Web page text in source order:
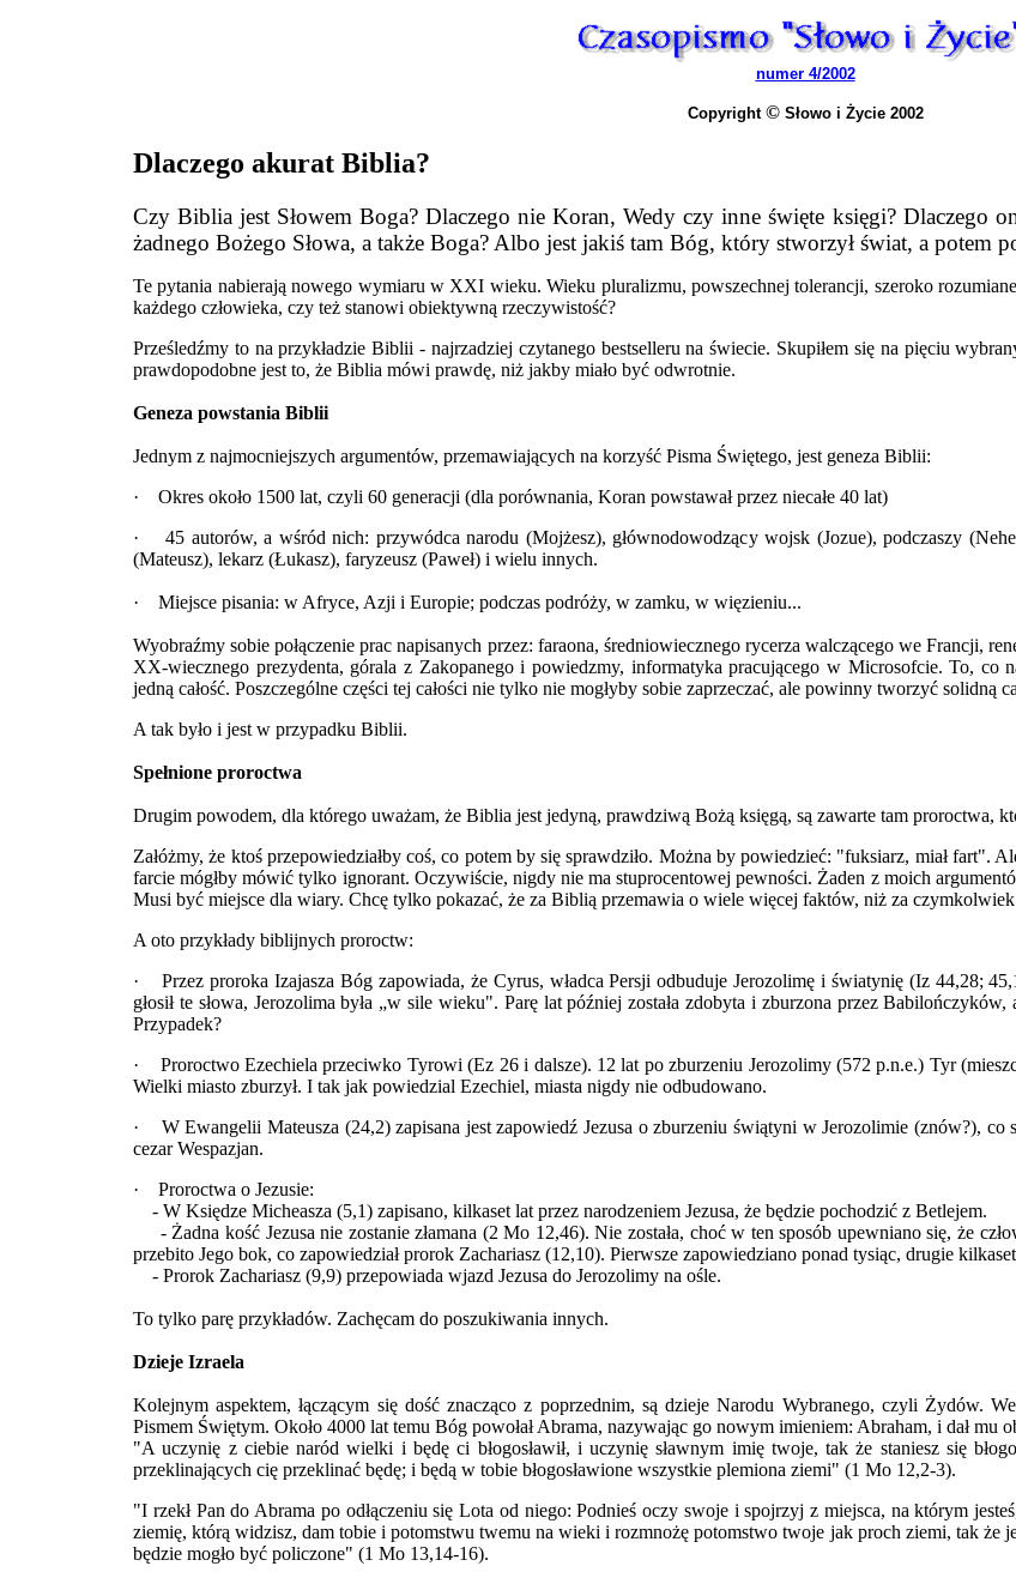
numer 4/2002
Copyright ©Słowo i Życie 2002
Dlaczego akurat Biblia?
Czy Biblia jest Słowem Boga? Dlaczego nie Koran, Wedy czy inne święte księgi? Dlaczego
żadnego Bożego Słowa, a także Boga? Albo jest jakiś tam Bóg, który stworzył świat, a potem
Te pytania nabierają nowego wymiaru w XXI wieku. Wieku pluralizmu, powszechnej tolerancji, szeroko
każdego człowieka, czy też stanowi obiektywną rzeczywistość?
Prześledźmy to na przykładzie Biblii - najrzadziej czytanego bestselleru na świecie. Skupiłem się na pięciu
prawdopodobne jest to, że Biblia mówi prawdę, niż jakby miało być odwrotnie.
Geneza powstania Biblii
Jednym z najmocniejszych argumentów, przemawiających na korzyść Pisma Świętego, jest geneza Biblii:
· Okres około 1500 lat, czyli 60 generacji (dla porównania, Koran powstawał przez niecałe 40 lat)
· 45 autorów, a wśród nich: przywódca narodu (Mojżesz), głównodowodzący wojsk (Jozue), podczaszy
(Mateusz), lekarz (Łukasz), faryzeusz (Paweł) i wielu innych.
· Miejsce pisania: w Afryce, Azji i Europie; podczas podróży, w zamku, w więzieniu...
Wyobraźmy sobie połączenie prac napisanych przez: faraona, średniowiecznego rycerza walczącego we Francji,
XX-wiecznego prezydenta, górala z Zakopanego i powiedzmy, informatyka pracującego w Microsofcie. To, co
jedną całość. Poszczególne części tej całości nie tylko nie mogłyby sobie zaprzeczać, ale powinny tworzyć solidną
A tak było i jest w przypadku Biblii.
Spełnione proroctwa
Drugim powodem, dla którego uważam, że Biblia jest jedyną, prawdziwą Bożą księgą, są zawarte tam proroctwa,
Załóżmy, że ktoś przepowiedziałby coś, co potem by się sprawdziło. Można by powiedzieć: "fuksiarz, miał fart".
farcie mógłby mówić tylko ignorant. Oczywiście, nigdy nie ma stuprocentowej pewności. Żaden z moich
Musi być miejsce dla wiary. Chcę tylko pokazać, że za Biblią przemawia o wiele więcej faktów, niż za
A oto przykłady biblijnych proroctw:
· Przez proroka Izajasza Bóg zapowiada, że Cyrus, władca Persji odbuduje Jerozolimę i światynię (Iz 44,28;
głosił te słowa, Jerozolima była „w sile wieku". Parę lat później została zdobyta i zburzona przez
Przypadek?
· Proroctwo Ezechiela przeciwko Tyrowi (Ez 26 i dalsze). 12 lat po zburzeniu Jerozolimy (572 p.n.e.) Tyr
Wielki miasto zburzył. I tak jak powiedzial Ezechiel, miasta nigdy nie odbudowano.
· W Ewangelii Mateusza (24,2) zapisana jest zapowiedź Jezusa o zburzeniu świątyni w Jerozolimie (znów?), co
cezar Wespazjan.
· Proroctwa o Jezusie:
- W Księdze Micheasza (5,1) zapisano, kilkaset lat przez narodzeniem Jezusa, że będzie pochodzić z Betlejem.
- Żadna kość Jezusa nie zostanie złamana (2 Mo 12,46). Nie została, choć w ten sposób upewniano się, że
przebito Jego bok, co zapowiedział prorok Zachariasz (12,10). Pierwsze zapowiedziano ponad tysiąc, drugie
- Prorok Zachariasz (9,9) przepowiada wjazd Jezusa do Jerozolimy na ośle.
To tylko parę przykładów. Zachęcam do poszukiwania innych.
Dzieje Izraela
Kolejnym aspektem, łączącym się dość znacząco z poprzednim, są dzieje Narodu Wybranego, czyli Żydów.
Pismem Świętym. Około 4000 lat temu Bóg powołał Abrama, nazywając go nowym imieniem: Abraham, i dał mu
"A uczynię z ciebie naród wielki i będę ci błogosławił, i uczynię sławnym imię twoje, tak że staniesz się
przeklinających cię przeklinać będę; i będą w tobie błogosławione wszystkie plemiona ziemi" (1 Mo 12,2-3).
"I rzekł Pan do Abrama po odłączeniu się Lota od niego: Podnieś oczy swoje i spojrzyj z miejsca, na którym
ziemię, którą widzisz, dam tobie i potomstwu twemu na wieki i rozmnożę potomstwo twoje jak proch ziemi, tak że
będzie mogło być policzone" (1 Mo 13,14-16).